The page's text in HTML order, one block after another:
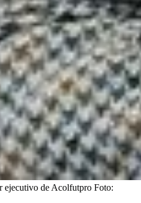
ejecutivo de Acolfutpro Foto: